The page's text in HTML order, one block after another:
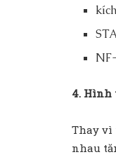
4. Hình
Thay vì
nhau